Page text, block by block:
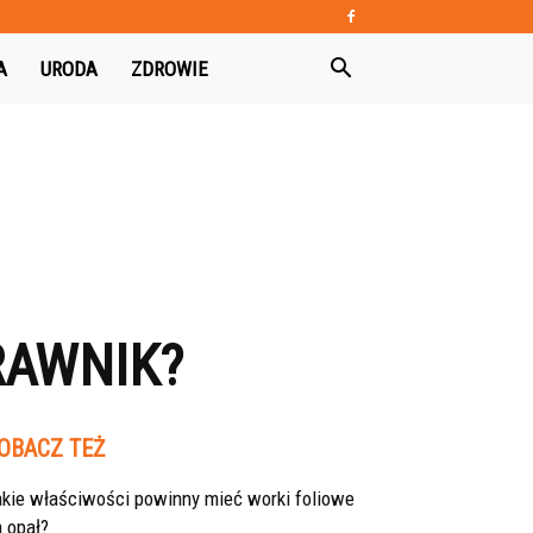
URODA ZDROWIE
TEŻ
właściwości powinny mieć worki foliowe
opał?